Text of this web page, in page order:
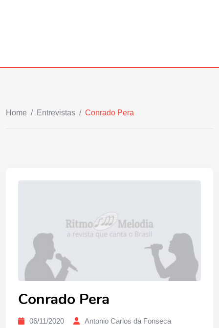
Home / Entrevistas / Conrado Pera
Conrado Pera
06/11/2020
Antonio Carlos da Fonseca